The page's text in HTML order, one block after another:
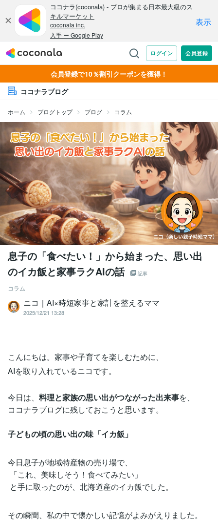
会員登録で10％割引クーポンを獲得！
ココナラブログ
ホーム ブログトップ ブログ コラム
息子の「食べたい！」から始まった、思い出
のイカ飯と家事ラクAIの話
記事
コラム
ニコ｜AI×時短家事と家計を整えるママ
2025/12/21 13:28
こんにちは。家事や子育てを楽しむために、
AIを取り入れているニコです。
今日は、 料理と家族の思い出がつながった出来事を、
ココナラブログに残しておこうと思います。
子どもの頃の思い出の味「イカ飯」
今日息子が地域特産物の売り場で、
「これ、美味しそう！食べてみたい」
と手に取ったのが、北海道産のイカ飯でした。
その瞬間、私の中で懐かしい記憶がよみがえりました。